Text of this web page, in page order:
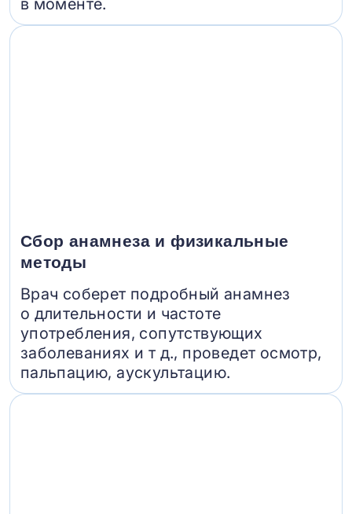
в моменте.
Сбор анамнеза и физикальные
методы
Врач соберет подробный анамнез
о длительности и частоте
употребления, сопутствующих
заболеваниях и т д., проведет осмотр,
пальпацию, аускультацию.